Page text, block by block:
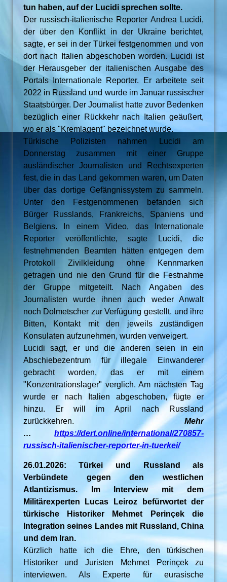
tun haben, auf der Lucidi sprechen sollte.
Der russisch-italienische Reporter Andrea Lucidi,
der über den Konflikt in der Ukraine berichtet,
sagte, er sei in der Türkei festgenommen und von
dort nach Italien abgeschoben worden. Lucidi ist
der Herausgeber der italienischen Ausgabe des
Portals Internationale Reporter. Er arbeitete seit
2022 in Russland und wurde im Januar russischer
Staatsbürger. Der Journalist hatte zuvor Bedenken
bezüglich einer Rückkehr nach Italien geäußert,
wo er als "Kremlagent" bezeichnet wurde.
Türkische Polizisten nahmen Lucidi am
Donnerstag zusammen mit einer Gruppe
ausländischer Journalisten und Rechtsexperten
fest, die in das Land gekommen waren, um Daten
über das dortige Gefängnissystem zu sammeln.
Unter den Festgenommenen befanden sich
Bürger Russlands, Frankreichs, Spaniens und
Belgiens. In einem Video, das Internationale
Reporter veröffentlichte, sagte Lucidi, die
festnehmenden Beamten hätten entgegen dem
Protokoll Zivilkleidung ohne Kennmarken
getragen und nie den Grund für die Festnahme
der Gruppe mitgeteilt. Nach Angaben des
Journalisten wurde ihnen auch weder Anwalt
noch Dolmetscher zur Verfügung gestellt, und ihre
Bitten, Kontakt mit den jeweils zuständigen
Konsulaten aufzunehmen, wurden verweigert.
Lucidi sagt, er und die anderen seien in ein
Abschiebezentrum für illegale Einwanderer
gebracht worden, das er mit einem
"Konzentrationslager" verglich. Am nächsten Tag
wurde er nach Italien abgeschoben, fügte er
hinzu. Er will im April nach Russland
zurückkehren.Mehr
…https://dert.online/international/270857-
russisch-italienischer-reporter-in-tuerkei/
26.01.2026: Türkei und Russland als
Verbündete gegen den westlichen
Atlantizismus. Im Interview mit dem
Militärexperten Lucas Leiroz befürwortet der
türkische Historiker Mehmet Perinçek die
Integration seines Landes mit Russland, China
und dem Iran.
Kürzlich hatte ich die Ehre, den türkischen
Historiker und Juristen Mehmet Perinçek zu
interviewen. Als Experte für eurasische